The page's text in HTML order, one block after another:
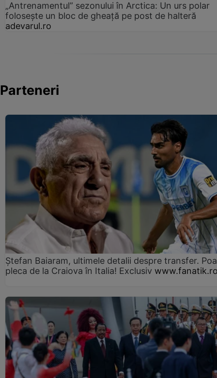
„Antrenamentul” sezonului în Arctica: Un urs polar
folosește un bloc de gheață pe post de halteră
adevarul.ro
Parteneri
Ștefan Baiaram, ultimele detalii despre transfer.
pleca de la Craiova în Italia! Exclusiv